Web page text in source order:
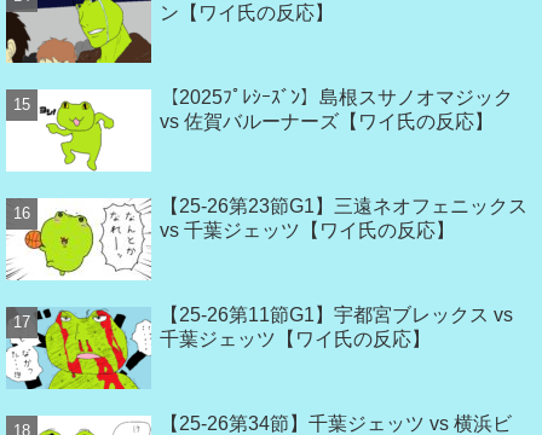
ン【ワイ氏の反応】
【2025ﾌﾟﾚｼｰｽﾞﾝ】島根スサノオマジック
vs 佐賀バルーナーズ【ワイ氏の反応】
【25-26第23節G1】三遠ネオフェニックス
vs 千葉ジェッツ【ワイ氏の反応】
【25-26第11節G1】宇都宮ブレックス vs
千葉ジェッツ【ワイ氏の反応】
【25-26第34節】千葉ジェッツ vs 横浜ビ